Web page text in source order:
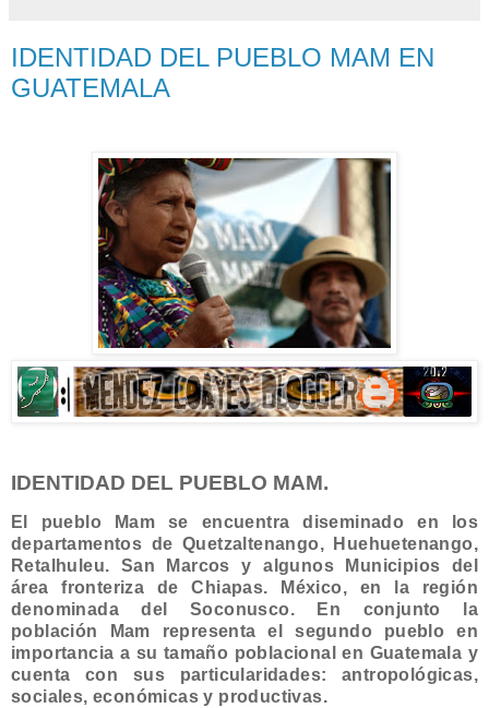
IDENTIDAD DEL PUEBLO MAM EN
GUATEMALA
IDENTIDAD DEL PUEBLO MAM.
El pueblo Mam se encuentra diseminado en los
departamentos de Quetzaltenango, Huehuetenango,
Retal­huleu. San Marcos y algunos Municipios del
área fronteriza de Chiapas. México, en la región
denominada del Soconusco. En conjunto la
población Mam representa el segundo pueblo en
importancia a su tamaño poblacional en Guatemala y
cuenta con sus particularidades: antropológicas,
sociales, económicas y produc­tivas.